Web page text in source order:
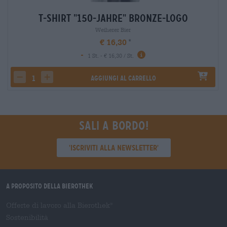
T-Shirt "150-Jahre" Bronze-Logo
Weiherer Bier
€ 16,30
-
1 St. - € 16,30 / St.
decrease quantity
increase quantityAggiungi al carrello
Sali a bordo!
'Iscriviti alla newsletter'
A proposito della Bierothek